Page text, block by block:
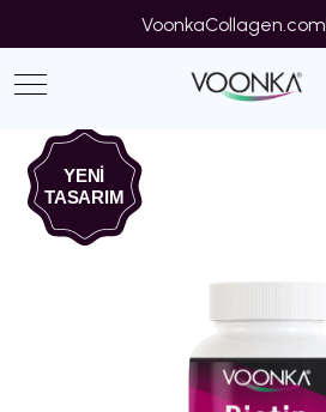
VoonkaCollagen.com
YENİ
TASARIM